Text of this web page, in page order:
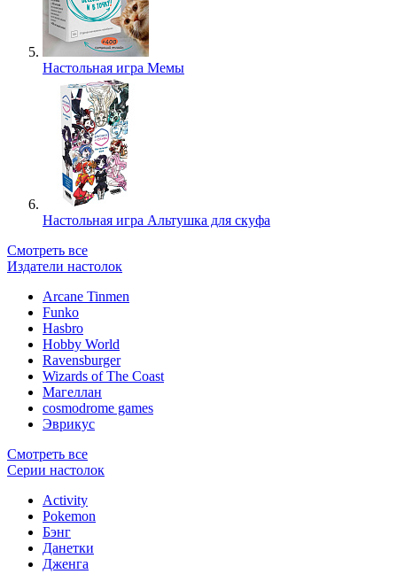
Настольная игра Мемы
Настольная игра Альтушка для скуфа
Смотреть все
Издатели настолок
Arcane Tinmen
Funko
Hasbro
Hobby World
Ravensburger
Wizards of The Coast
Магеллан
сosmodrome games
Эврикус
Смотреть все
Серии настолок
Activity
Pokemon
Бэнг
Данетки
Дженга